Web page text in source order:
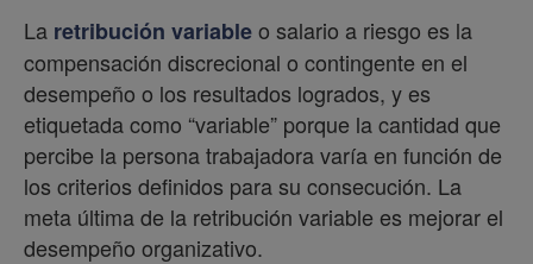
La retribución variableo salario a riesgo es la
compensación discrecional o contingente en el
desempeño o los resultados logrados, y es
etiquetada como “variable” porque la cantidad que
percibe la persona trabajadora varía en función de
los criterios definidos para su consecución. La
meta última de la retribución variable es mejorar el
desempeño organizativo.